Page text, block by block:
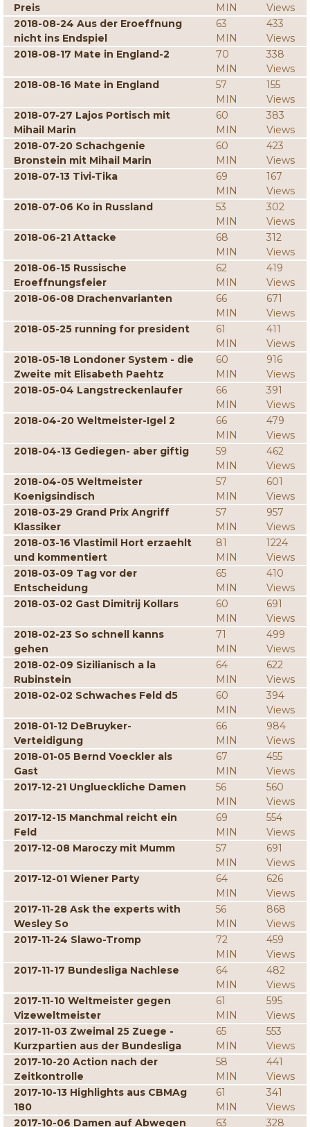
Preis
MIN
Views
2018-08-24 Aus der Eroeffnung
nicht ins Endspiel
63
MIN
433
Views
2018-08-17 Mate in England-2
70
MIN
338
Views
2018-08-16 Mate in England
57
MIN
155
Views
2018-07-27 Lajos Portisch mit
Mihail Marin
60
MIN
383
Views
2018-07-20 Schachgenie
Bronstein mit Mihail Marin
60
MIN
423
Views
2018-07-13 Tivi-Tika
69
MIN
167
Views
2018-07-06 Ko in Russland
53
MIN
302
Views
2018-06-21 Attacke
68
MIN
312
Views
2018-06-15 Russische
Eroeffnungsfeier
62
MIN
419
Views
2018-06-08 Drachenvarianten
66
MIN
671
Views
2018-05-25 running for president
61
MIN
411
Views
2018-05-18 Londoner System - die
Zweite mit Elisabeth Paehtz
60
MIN
916
Views
2018-05-04 Langstreckenlaufer
66
MIN
391
Views
2018-04-20 Weltmeister-Igel 2
66
MIN
479
Views
2018-04-13 Gediegen- aber giftig
59
MIN
462
Views
2018-04-05 Weltmeister
Koenigsindisch
57
MIN
601
Views
2018-03-29 Grand Prix Angriff
Klassiker
57
MIN
957
Views
2018-03-16 Vlastimil Hort erzaehlt
und kommentiert
81
MIN
1224
Views
2018-03-09 Tag vor der
Entscheidung
65
MIN
410
Views
2018-03-02 Gast Dimitrij Kollars
60
MIN
691
Views
2018-02-23 So schnell kanns
gehen
71
MIN
499
Views
2018-02-09 Sizilianisch a la
Rubinstein
64
MIN
622
Views
2018-02-02 Schwaches Feld d5
60
MIN
394
Views
2018-01-12 DeBruyker-
Verteidigung
66
MIN
984
Views
2018-01-05 Bernd Voeckler als
Gast
67
MIN
455
Views
2017-12-21 Unglueckliche Damen
56
MIN
560
Views
2017-12-15 Manchmal reicht ein
Feld
69
MIN
554
Views
2017-12-08 Maroczy mit Mumm
57
MIN
691
Views
2017-12-01 Wiener Party
64
MIN
626
Views
2017-11-28 Ask the experts with
Wesley So
56
MIN
868
Views
2017-11-24 Slawo-Tromp
72
MIN
459
Views
2017-11-17 Bundesliga Nachlese
64
MIN
482
Views
2017-11-10 Weltmeister gegen
Vizeweltmeister
61
MIN
595
Views
2017-11-03 Zweimal 25 Zuege -
Kurzpartien aus der Bundesliga
65
MIN
553
Views
2017-10-20 Action nach der
Zeitkontrolle
58
MIN
441
Views
2017-10-13 Highlights aus CBMAg
180
61
MIN
341
Views
2017-10-06 Damen auf Abwegen
63 328